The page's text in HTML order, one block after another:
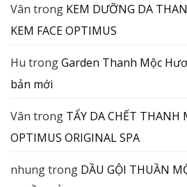
Vân trong KEM DƯỠNG DA
KEM FACE OPTIMUS
Hu trongGarden Thanh Mộc
bản mới
Vân trong TẨY DA CHẾT THANH
OPTIMUS ORIGINAL SPA
nhungtrong DẦU GỘI THUẦN